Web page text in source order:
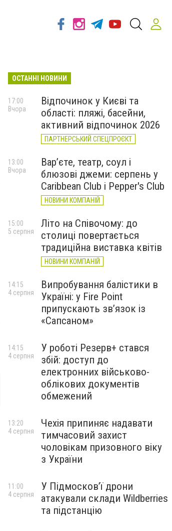
ОСТАННІ НОВИНИ
Відпочинок у Києві та
області: пляжі, басейни,
активний відпочинок 2026
ПАРТНЕРСЬКИЙ СПЕЦПРОЄКТ
17:00
Вчора
Вар’єте, театр, соул і
блюзові джеми: серпень у
Caribbean Club і Pepper's Club
НОВИНИ КОМПАНІЙ
13:00
Вчора
Літо на Співочому: до
столиці повертається
традиційна виставка квітів
НОВИНИ КОМПАНІЙ
15:00
5 серпня
Випробування балістики в
Україні: у Fire Point
припускають зв’язок із
«Сапсаном»
14:15
4 серпня
У роботі Резерв+ стався
збій: доступ до
електронних військово-
облікових документів
обмежений
14:15
4 серпня
Чехія припиняє надавати
тимчасовий захист
чоловікам призовного віку
з України
13:20
4 серпня
У Підмосков’ї дрони
атакували склади Wildberries
та підстанцію
11:00
4 серпня